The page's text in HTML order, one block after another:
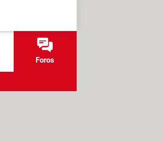
Foros